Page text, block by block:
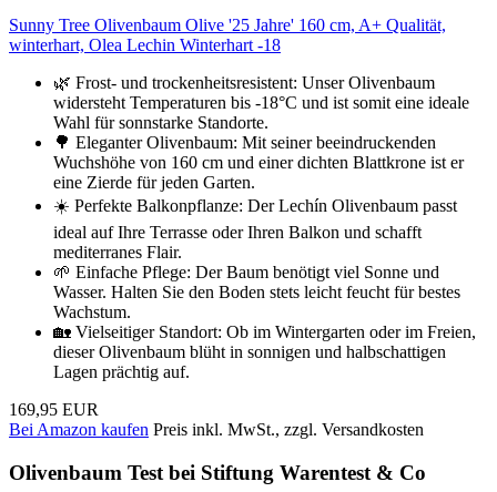
Sunny Tree Olivenbaum Olive '25 Jahre' 160 cm, A+ Qualität,
winterhart, Olea Lechin Winterhart -18
🌿 Frost- und trockenheitsresistent: Unser Olivenbaum
widersteht Temperaturen bis -18°C und ist somit eine ideale
Wahl für sonnstarke Standorte.
🌳 Eleganter Olivenbaum: Mit seiner beeindruckenden
Wuchshöhe von 160 cm und einer dichten Blattkrone ist er
eine Zierde für jeden Garten.
☀️ Perfekte Balkonpflanze: Der Lechín Olivenbaum passt
ideal auf Ihre Terrasse oder Ihren Balkon und schafft
mediterranes Flair.
🌱 Einfache Pflege: Der Baum benötigt viel Sonne und
Wasser. Halten Sie den Boden stets leicht feucht für bestes
Wachstum.
🏡 Vielseitiger Standort: Ob im Wintergarten oder im Freien,
dieser Olivenbaum blüht in sonnigen und halbschattigen
Lagen prächtig auf.
169,95 EUR
Bei Amazon kaufen Preis inkl. MwSt., zzgl. Versandkosten
Olivenbaum Test bei Stiftung Warentest & Co